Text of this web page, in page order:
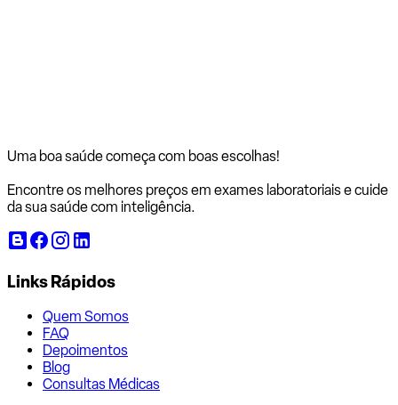
Uma boa saúde começa com boas escolhas!
Encontre os melhores preços em exames laboratoriais e cuide
da sua saúde com inteligência.
Links Rápidos
Quem Somos
FAQ
Depoimentos
Blog
Consultas Médicas